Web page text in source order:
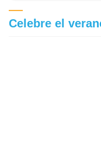
Celebre el